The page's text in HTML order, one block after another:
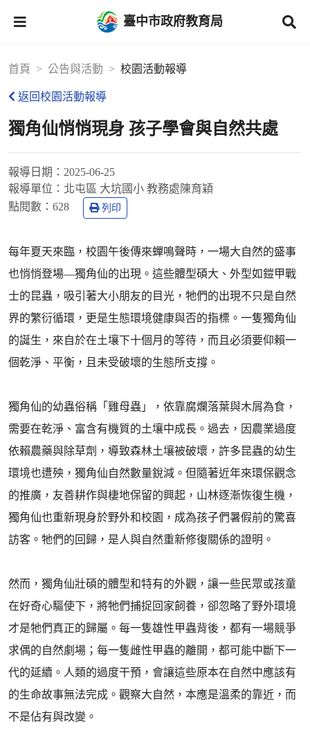
臺中市政府教育局
首頁 公告與活動 校園活動報導
返回校園活動報導
獨角仙悄悄現身 孩子學會與自然共處
報導日期： 2025-06-25
報導單位： 北屯區 大坑國小 教務處陳育穎
點閱數： 628 列印
每年夏天來臨，校園午後傳來蟬鳴聲時，一場大自然的盛事
也悄悄登場—獨角仙的出現。這些體型碩大、外型如鎧甲戰
士的昆蟲，吸引著大小朋友的目光，牠們的出現不只是自然
界的繁衍循環，更是生態環境健康與否的指標。一隻獨角仙
的誕生，來自於在土壤下十個月的等待，而且必須要仰賴一
個乾淨、平衡，且未受破壞的生態所支撐。
獨角仙的幼蟲俗稱「雞母蟲」，依靠腐爛落葉與木屑為食，
需要在乾淨、富含有機質的土壤中成長。過去，因農業過度
依賴農藥與除草劑，導致森林土壤被破壞，許多昆蟲的幼生
環境也遭殃，獨角仙自然數量銳減。但隨著近年來環保觀念
的推廣，友善耕作與棲地保留的興起，山林逐漸恢復生機，
獨角仙也重新現身於野外和校園，成為孩子們暑假前的驚喜
訪客。牠們的回歸，是人與自然重新修復關係的證明。
然而，獨角仙壯碩的體型和特有的外觀，讓一些民眾或孩童
在好奇心驅使下，將牠們捕捉回家飼養，卻忽略了野外環境
才是牠們真正的歸屬。每一隻雄性甲蟲背後，都有一場競爭
求偶的自然劇場；每一隻雌性甲蟲的離開，都可能中斷下一
代的延續。人類的過度干預，會讓這些原本在自然中應該有
的生命故事無法完成。觀察大自然，本應是溫柔的靠近，而
不是佔有與改變。